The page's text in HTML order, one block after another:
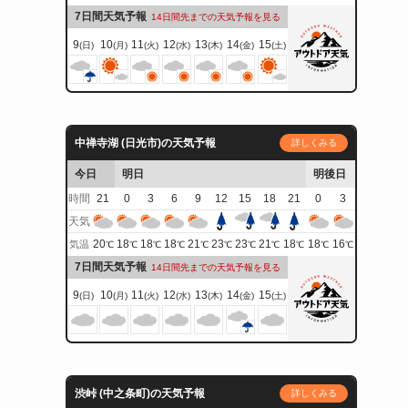
7日間天気予報 14日間先までの天気予報を見る
9(日) 10(月) 11(火) 12(水) 13(木) 14(金) 15(土)
中禅寺湖 (日光市)の天気予報 詳しくみる
今日 明日
明後日
時間
21 0 3 6 9 12 15 18 21 0
3
天気
気温 20℃ 18℃ 18℃ 18℃ 21℃ 23℃ 23℃ 21℃ 18℃ 18℃ 16℃
7日間天気予報 14日間先までの天気予報を見る
9(日) 10(月) 11(火) 12(水) 13(木) 14(金) 15(土)
渋峠 (中之条町)の天気予報 詳しくみる